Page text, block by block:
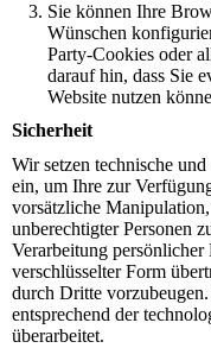
Sie können Ihre
Wünschen
Party-Cookies oder
darauf hin, dass Sie
Website nutzen
Sicherheit
Wir setzen technische
ein, um Ihre zur
vorsätzliche
unberechtigter Personen
Verarbeitung
verschlüsselter Form
durch Dritte
entsprechend der
überarbeitet.